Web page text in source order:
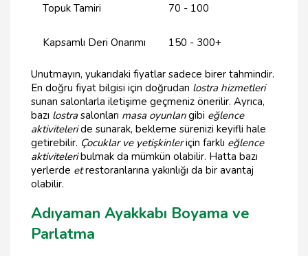
Topuk Tamiri 70 - 100
Kapsamlı Deri Onarımı 150 - 300+
Unutmayın, yukarıdaki fiyatlar sadece birer tahmindir.
En doğru fiyat bilgisi için doğrudan lostra hizmetleri
sunan salonlarla iletişime geçmeniz önerilir. Ayrıca,
bazı lostrasalonları masa oyunlarıgibi eğlence
aktiviteleride sunarak, bekleme sürenizi keyifli hale
getirebilir. Çocuklar ve yetişkinleriçin farklı eğlence
aktiviteleribulmak da mümkün olabilir. Hatta bazı
yerlerde etrestoranlarına yakınlığı da bir avantaj
olabilir.
Adıyaman Ayakkabı Boyama ve
Parlatma